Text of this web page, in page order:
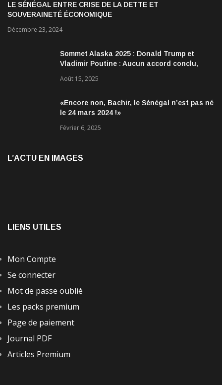
LE SÉNÉGAL ENTRE CRISE DE LA DETTE ET
SOUVERAINETÉ ÉCONOMIQUE
Décembre 23, 2024
Sommet Alaska 2025 : Donald Trump et
Vladimir Poutine : Aucun accord conclu,
encourageantes
Août 15, 2025
«Encore non, Bachir, le Sénégal n’est pas né
le 24 mars 2024 !»
Février 6, 2025
L’ACTU EN IMAGES
LIENS UTILES
Mon Compte
Se connecter
Mot de passe oublié
Les packs premium
Page de paiement
Journal PDF
Articles Premium